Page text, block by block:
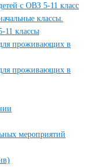
с ОВЗ 5-11 класс
классы.
11 классы
проживающих в
проживающих в
мероприятий